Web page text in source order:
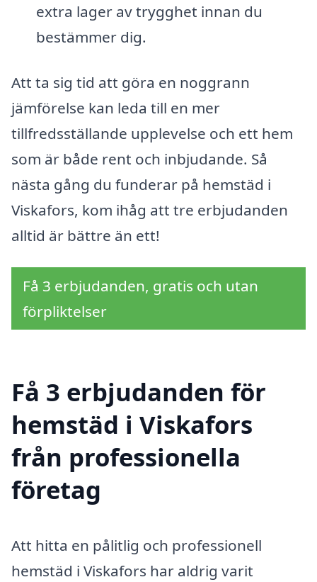
extra lager av trygghet innan du
bestämmer dig.
Att ta sig tid att göra en noggrann
jämförelse kan leda till en mer
tillfredsställande upplevelse och ett hem
som är både rent och inbjudande. Så
nästa gång du funderar på hemstäd i
Viskafors, kom ihåg att tre erbjudanden
alltid är bättre än ett!
Få 3 erbjudanden, gratis och utan
förpliktelser
Få 3 erbjudanden för
hemstäd i Viskafors
från professionella
företag
Att hitta en pålitlig och professionell
hemstäd i Viskafors har aldrig varit